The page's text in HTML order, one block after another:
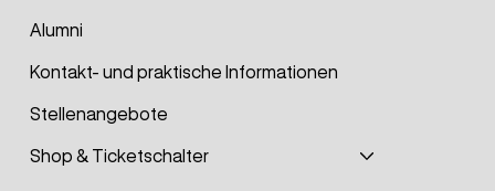
Alumni
Kontakt- und praktische Informationen
Stellenangebote
Shop & Ticketschalter